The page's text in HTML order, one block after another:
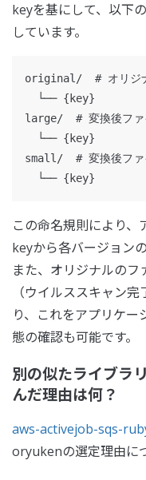
keyを基にして、以下
しています。
original/  # オリジナ
  └── {key}
large/  # 変換後ファ
  └── {key}
small/  # 変換後ファ
この命名規則により
keyから各バージョン
また、オリジナルの
（ウイルススキャン
り、これをアプリケ
態の確認も可能です。
別の似たライブラ
んだ理由は何？
aws-activejob-sqs-
oryukenの選定理由に